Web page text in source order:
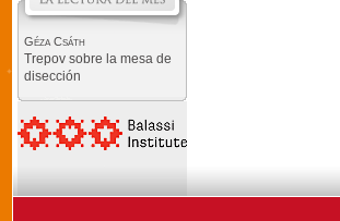
Géza Csáth
Trepov sobre la mesa de
disección